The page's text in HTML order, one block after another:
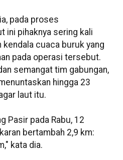
pada proses
ini pihaknya sering kali
kendala cuaca buruk yang
pada operasi tersebut.
semangat tim gabungan,
hingga 23
laut itu.
Pasir pada Rabu, 12
bertambah 2,9 km:
kata dia.